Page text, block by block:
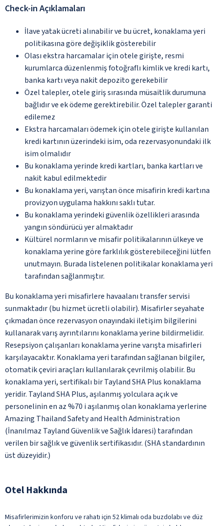
Check-in Açıklamaları
İlave yatak ücreti alınabilir ve bu ücret, konaklama yeri
politikasına göre değişiklik gösterebilir
Olası ekstra harcamalar için otele girişte, resmi
kurumlarca düzenlenmiş fotoğraflı kimlik ve kredi kartı,
banka kartı veya nakit depozito gerekebilir
Özel talepler, otele giriş sırasında müsaitlik durumuna
bağlıdır ve ek ödeme gerektirebilir. Özel talepler garanti
edilemez
Ekstra harcamaları ödemek için otele girişte kullanılan
kredi kartının üzerindeki isim, oda rezervasyonundaki ilk
isim olmalıdır
Bu konaklama yerinde kredi kartları, banka kartları ve
nakit kabul edilmektedir
Bu konaklama yeri, varıştan önce misafirin kredi kartına
provizyon uygulama hakkını saklı tutar.
Bu konaklama yerindeki güvenlik özellikleri arasında
yangın söndürücü yer almaktadır
Kültürel normların ve misafir politikalarının ülkeye ve
konaklama yerine göre farklılık gösterebileceğini lütfen
unutmayın. Burada listelenen politikalar konaklama yeri
tarafından sağlanmıştır.
Bu konaklama yeri misafirlere havaalanı transfer servisi
sunmaktadır (bu hizmet ücretli olabilir). Misafirler seyahate
çıkmadan önce rezervasyon onayındaki iletişim bilgilerini
kullanarak varış ayrıntılarını konaklama yerine bildirmelidir.
Resepsiyon çalışanları konaklama yerine varışta misafirleri
karşılayacaktır. Konaklama yeri tarafından sağlanan bilgiler,
otomatik çeviri araçları kullanılarak çevrilmiş olabilir. Bu
konaklama yeri, sertifikalı bir Tayland SHA Plus konaklama
yeridir. Tayland SHA Plus, aşılanmış yolculara açık ve
personelinin en az %70 i aşılanmış olan konaklama yerlerine
Amazing Thailand Safety and Health Administration
(İnanılmaz Tayland Güvenlik ve Sağlık İdaresi) tarafından
verilen bir sağlık ve güvenlik sertifikasıdır. (SHA standardının
üst düzeyidir.)
Otel Hakkında
Misafirlerimizin konforu ve rahatı için 52 klimalı oda buzdolabı ve düz